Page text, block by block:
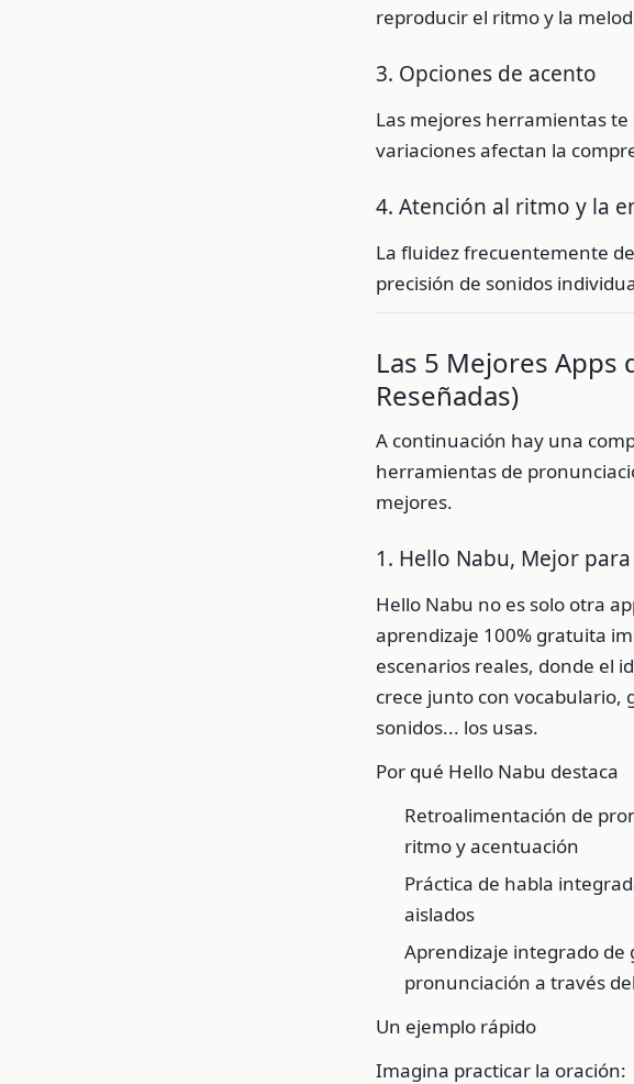
reproducir el ritmo y la
3. Opciones de acento
Las mejores herramientas
variaciones afectan la
4. Atención al ritmo y la
La fluidez frecuentemente
precisión de sonidos
Las 5 Mejores Apps
Reseñadas)
A continuación hay una
herramientas de
mejores.
1. Hello Nabu, Mejor
Hello Nabu no es solo otra
aprendizaje 100% gratuita
escenarios reales, donde el
crece junto con vocabulario,
sonidos... los usas.
Por qué Hello Nabu destaca
Retroalimentación de
ritmo y acentuación
Práctica de habla
aislados
Aprendizaje integrado de
pronunciación a través
Un ejemplo rápido
Imagina practicar la oración: